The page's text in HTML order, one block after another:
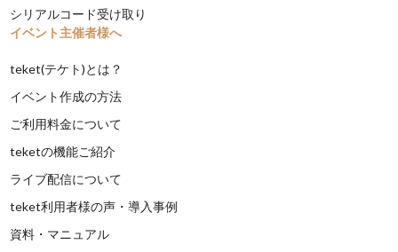
シリアルコード受け取り
イベント主催者様へ
teket(テケト)とは？
イベント作成の方法
ご利用料金について
teketの機能ご紹介
ライブ配信について
teket利用者様の声・導入事例
資料・マニュアル